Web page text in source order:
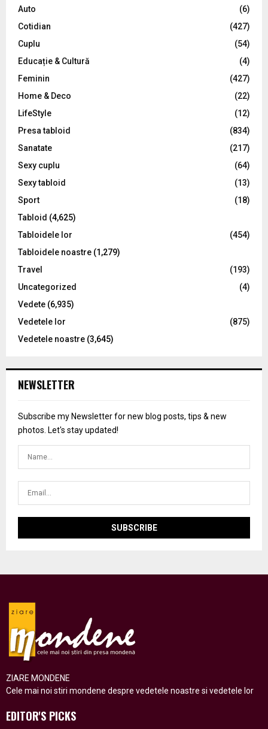
o
:
C
Auto
(6)
Cotidian
(427)
Cuplu
(54)
Educație & Cultură
(4)
Feminin
(427)
Home & Deco
(22)
LifeStyle
(12)
Presa tabloid
(834)
Sanatate
(217)
Sexy cuplu
(64)
Sexy tabloid
(13)
Sport
(18)
Tabloid (4,625)
Tabloidele lor
(454)
Tabloidele noastre (1,279)
Travel
(193)
Uncategorized
(4)
Vedete (6,935)
Vedetele lor
(875)
Vedetele noastre (3,645)
NEWSLETTER
Subscribe my Newsletter for new blog posts, tips & new
photos. Let's stay updated!
ZIARE MONDENE
Cele mai noi stiri mondene despre vedetele noastre si vedetele lor
EDITOR'S PICKS